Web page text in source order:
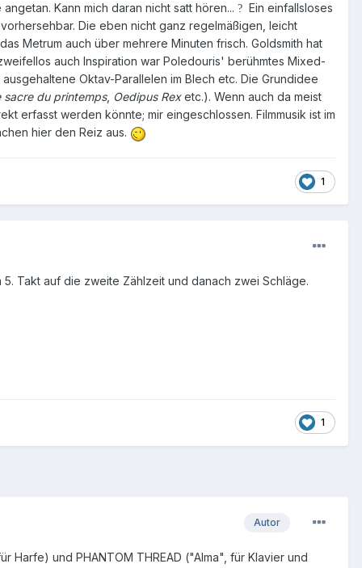
Kann mich daran nicht satt hören... ? Ein einfallsloses
Die eben nicht ganz regelmäßigen, leicht
Metrum auch über mehrere Minuten frisch. Goldsmith hat
auch Inspiration war Poledouris' berühmtes Mixed-
Oktav-Parallelen im Blech etc. Die Grundidee
sacre du printemps, Oedipus Rexetc.). Wenn auch da meist
erfasst werden könnte; mir eingeschlossen. Filmmusik ist im
hier den Reiz aus.
1
Takt auf die zweite Zählzeit und danach zwei Schläge.
1
Autor
Harfe) und PHANTOM THREAD ("Alma", für Klavier und